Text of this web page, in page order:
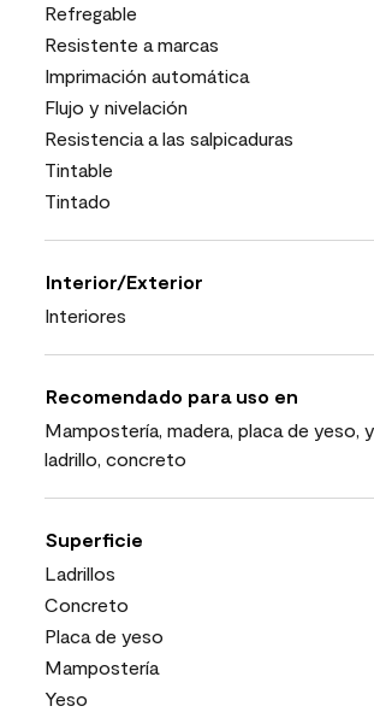
Refregable
Resistente a marcas
Imprimación automática
Flujo y nivelación
Resistencia a las salpicaduras
Tintable
Tintado
Interior/Exterior
Interiores
Recomendado para uso en
Mampostería, madera, placa de yeso,
ladrillo, concreto
Superficie
Ladrillos
Concreto
Placa de yeso
Mampostería
Yeso